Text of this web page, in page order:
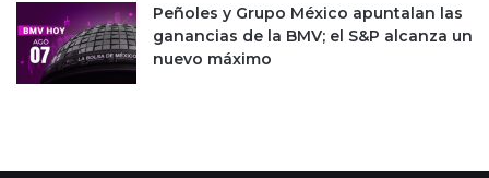
Peñoles y Grupo México apuntalan las
ganancias de la BMV; el S&P alcanza un
nuevo máximo